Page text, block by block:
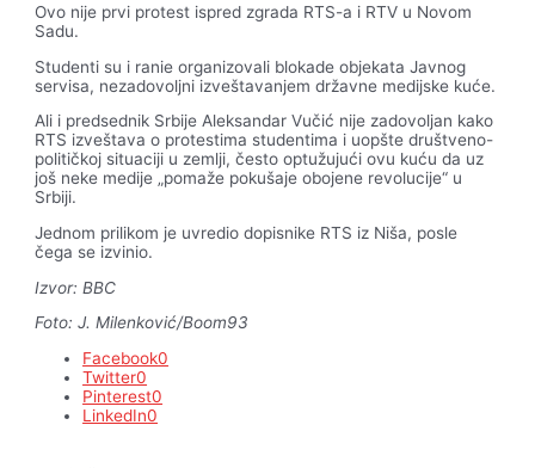
Ovo nije prvi protest ispred zgrada RTS-a i RTV u Novom
Sadu.
Studenti su i ranie organizovali blokade objekata Javnog
servisa, nezadovoljni izveštavanjem državne medijske kuće.
Ali i predsednik Srbije Aleksandar Vučić nije zadovoljan kako
RTS izveštava o protestima studentima i uopšte društveno-
političkoj situaciji u zemlji, često optužujući ovu kuću da uz
još neke medije „pomaže pokušaje obojene revolucije“ u
Srbiji.
Jednom prilikom je uvredio dopisnike RTS iz Niša, posle
čega se izvinio.
Izvor: BBC
Foto: J. Milenković/Boom93
Facebook0
Twitter0
Pinterest0
LinkedIn0